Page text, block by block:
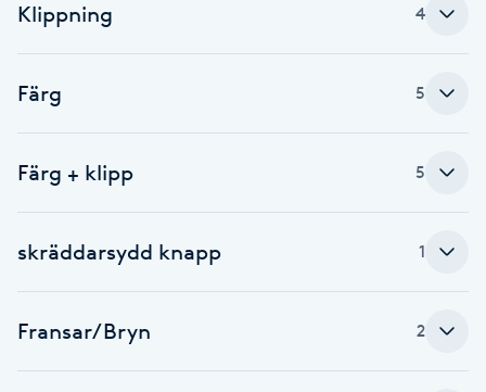
Balayage
Bambumassage
BIAB
Klippning 4
Färg 5
Färg + klipp 5
skräddarsydd knapp 1
Fransar/Bryn 2